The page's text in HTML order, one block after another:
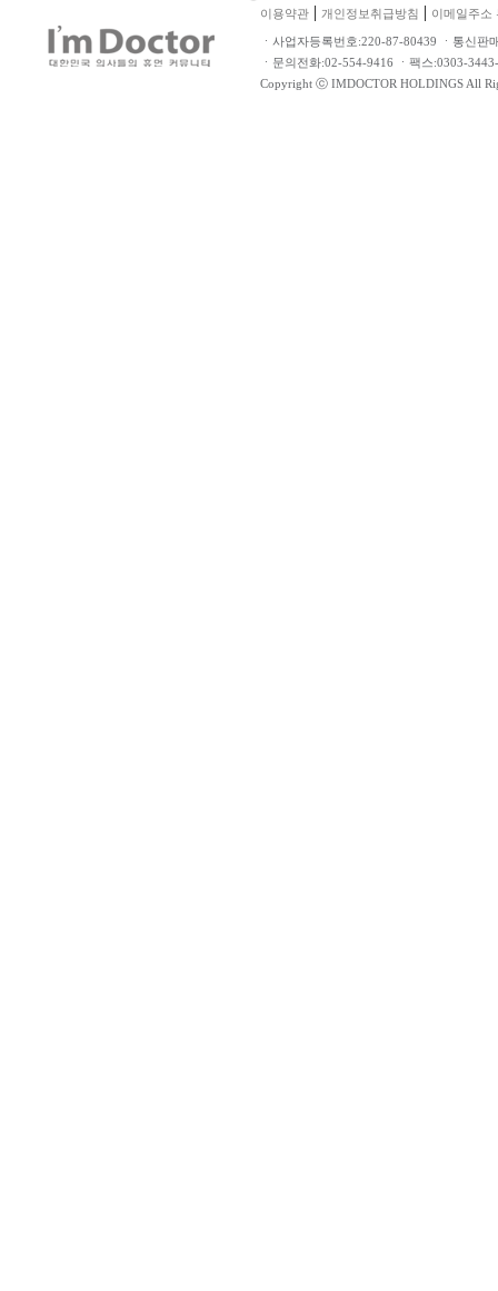
이용약관 | 개인정보취급방침 | 이메일주소
ㆍ사업자등록번호:220-87-80439 ㆍ통신판
ㆍ문의전화:02-554-9416 ㆍ팩스:0303-
Copyright ⓒ IMDOCTOR HOLDINGS All